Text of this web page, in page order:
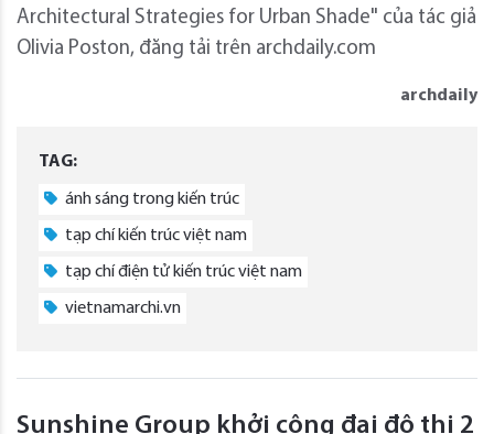
Architectural Strategies for Urban Shade" của tác giả
Olivia Poston, đăng tải trên archdaily.com
archdaily
TAG:
ánh sáng trong kiến trúc
tạp chí kiến trúc việt nam
tạp chí điện tử kiến trúc việt nam
vietnamarchi.vn
Sunshine Group khởi công đại đô thị 2